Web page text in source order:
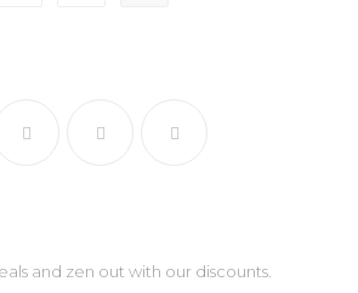
and zen out with our discounts.